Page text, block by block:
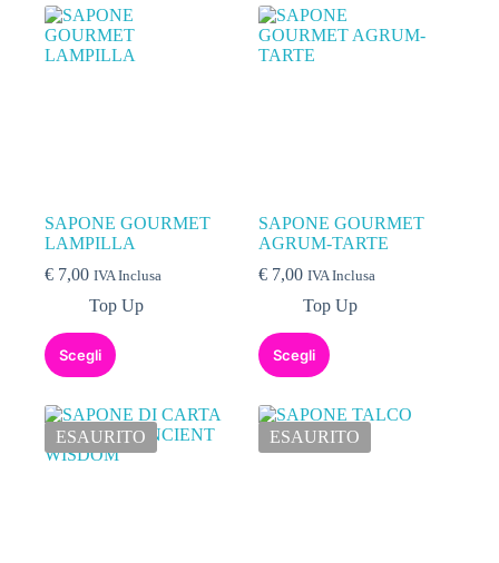
SAPONE GOURMET
LAMPILLA
€ 7,00 IVA Inclusa
Top Up
Scegli
SAPONE GOURMET
AGRUM-TARTE
€ 7,00 IVA Inclusa
Top Up
Scegli
ESAURITO ESAURITO